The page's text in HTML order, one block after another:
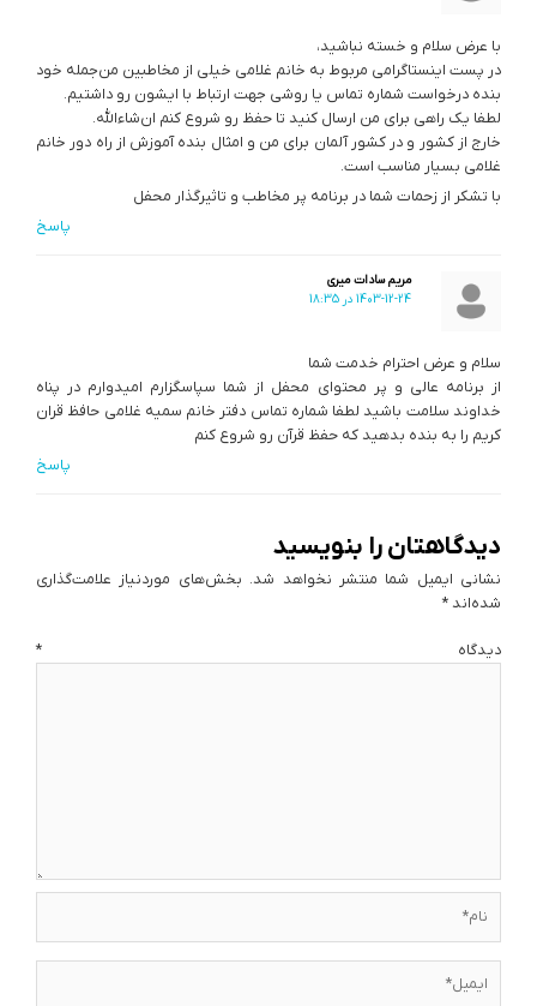
با عرض سلام و خسته نباشید،
در پست اینستاگرامی مربوط به خانم غلامی خیلی از مخاطبین من‌جمله خود
بنده درخواست شماره تماس یا روشی جهت ارتباط با ایشون رو داشتیم.
لطفا یک راهی برای من ارسال کنید تا حفظ رو شروع کنم ان‌شاءالله.
خارج از کشور و در کشور آلمان برای من و امثال بنده آموزش از راه دور خانم
غلامی بسیار مناسب است.
با تشکر از زحمات شما در برنامه پر مخاطب و تاثیرگذار محفل
پاسخ
مریم سادات میری
1403-12-24 در 18:35
سلام و عرض احترام خدمت شما
از برنامه عالی و پر محتوای محفل از شما سپاسگزارم امیدوارم در پناه
خداوند سلامت باشید لطفا شماره تماس دفتر خانم سمیه غلامی حافظ قران
کریم را به بنده بدهید که حفظ قرآن رو شروع کنم
پاسخ
دیدگاهتان را بنویسید
نشانی ایمیل شما منتشر نخواهد شد.
بخش‌های موردنیاز علامت‌گذاری
شده‌اند*
دیدگاه